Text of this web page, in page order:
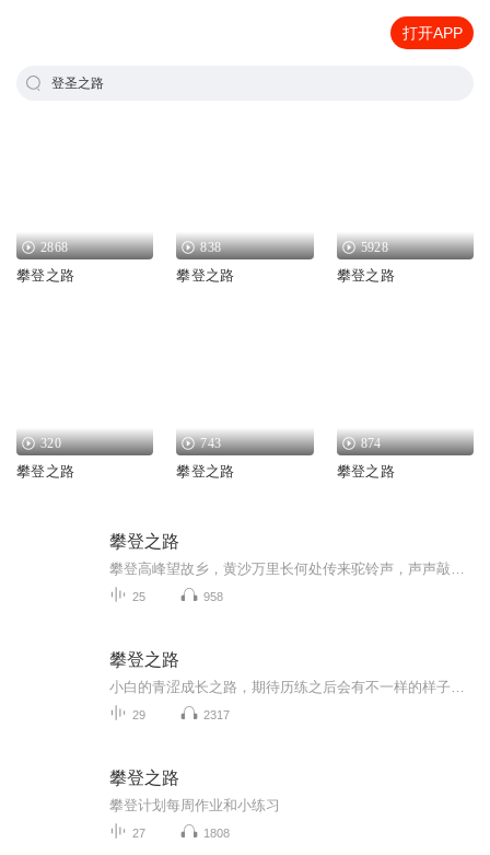
打开APP
登圣之路
2868
攀登之路
838
攀登之路
5928
攀登之路
320
攀登之路
743
攀登之路
874
攀登之路
攀登之路
25 958
攀登之路
29 2317
攀登之路
攀登计划每周作业和小练习
27 1808